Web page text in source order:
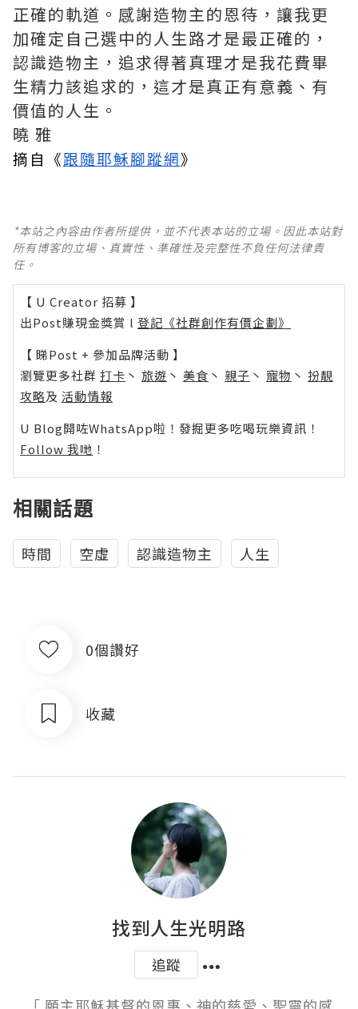
正確的軌道。感謝造物主的恩待，讓我更
加確定自己選中的人生路才是最正確的，
認識造物主，追求得著真理才是我花費畢
生精力該追求的，這才是真正有意義、有
價值的人生。
曉 雅
摘自《跟隨耶穌腳蹤網 》
*本站之內容由作者所提供，並不代表本站的立場。因此本站對
所有博客的立場、真實性、準確性及完整性不負任何法律責
任。
【 U Creator 招募 】
出Post賺現金獎賞 l 登記《社群創作有價企劃》
【 睇Post + 參加品牌活動 】
瀏覽更多社群 打卡 丶 旅遊 丶 美食 丶 親子 丶 寵物 丶 扮靚
攻略及 活動情報
U Blog開咗WhatsApp啦！發掘更多吃喝玩樂資訊！
Follow 我哋 ！
相關話題
時間 空虛 認識造物主 人生
0個讚好
收藏
找到人生光明路
追蹤